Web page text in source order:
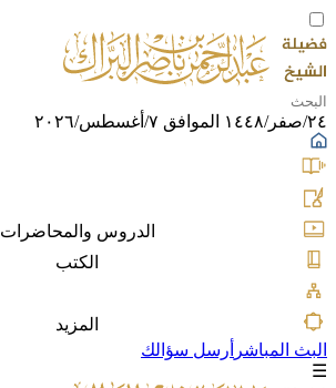
٢٤/صفر/١٤٤٨ الموافق ٧/أغسطس/٢٠٢٦
الدروس والمحاضرات
الكتب
المزيد
البث المباشر أرسل سؤالك
☰